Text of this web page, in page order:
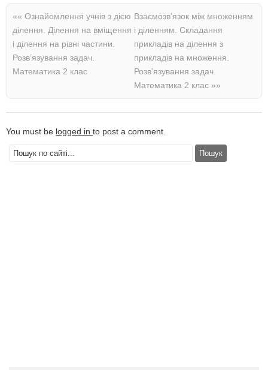
«« Ознайомлення учнів з дією
ділення. Ділення на вміщення
і ділення на рівні частини.
Розв’язування задач.
Математика 2 клас
Взаємозв’язок між множенням
і діленням. Складання
прикладів на ділення з
прикладів на множення.
Розв’язування задач.
Математика 2 клас »»
You must be logged in to post a comment.